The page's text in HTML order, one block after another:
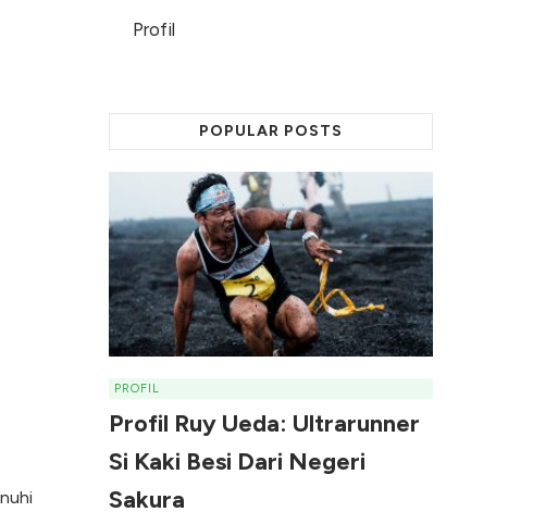
Profil
POPULAR POSTS
PROFIL
Profil Ruy Ueda: Ultrarunner
Si Kaki Besi Dari Negeri
Sakura